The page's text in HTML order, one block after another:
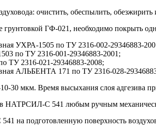
очистить, обеспылить,
грунтовкой ГФ-021, необходимо покрыть
УХРА-1505 по ТУ 2316-002-29346883-
по ТУ 2316-001-29346883-2001;
ТУ 2316-021-29346883-2008;
АЛЬБЕНТА 171 по ТУ 2316-028-
30 мкм. Время высыхания слоя адгезива
НАТРСИЛ-С 541 любым ручным
на подготовленную поверхность